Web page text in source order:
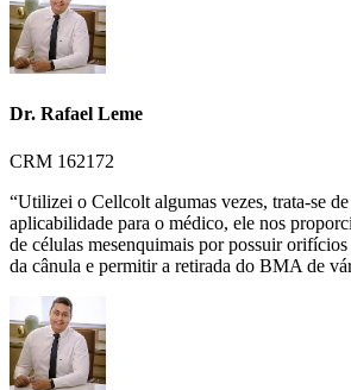
Dr. Rafael Leme
CRM 162172
“Utilizei o Cellcolt algumas vezes, trata-se
aplicabilidade para o médico, ele nos
de células mesenquimais por possuir
da cânula e permitir a retirada do BMA de